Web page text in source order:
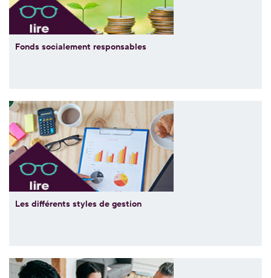
Fonds socialement responsables
Les différents styles de gestion